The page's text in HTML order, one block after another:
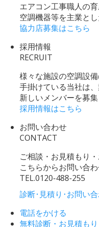
エアコン工事職人の育
空調機器等を主業と
協力店募集はこちら
採用情報
RECRUIT
様々な施設の空調設
手掛けている当社は、
新しいメンバーを募集
採用情報はこちら
お問い合わせ
CONTACT
ご相談・お見積もり
こちらからお問い合わ
TEL.0120-488-255
診断･見積り･お問い
電話をかける
無料診断・お見積もり